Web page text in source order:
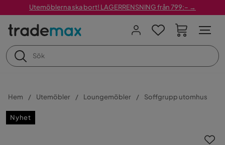
Utemöblerna ska bort! LAGERRENSNING från 799:– →
Hem Utemöbler Loungemöbler Soffgrupp utomhus
Nyhet